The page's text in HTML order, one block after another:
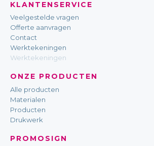
KLANTENSERVICE
Veelgestelde vragen
Offerte aanvragen
Contact
Werktekeningen
Werktekeningen
ONZE PRODUCTEN
Alle producten
Materialen
Producten
Drukwerk
PROMOSIGN